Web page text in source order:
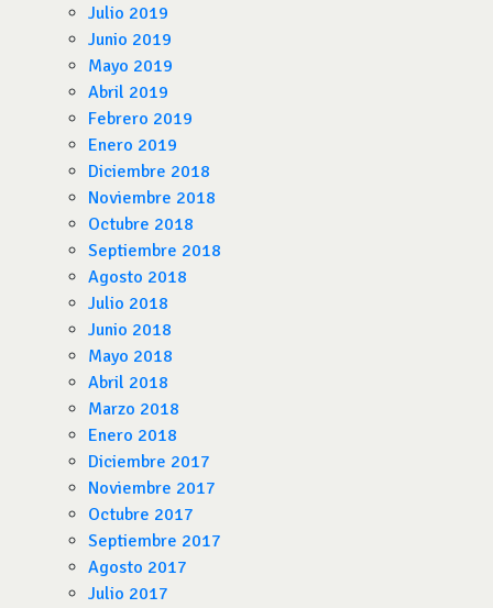
Julio 2019
Junio 2019
Mayo 2019
Abril 2019
Febrero 2019
Enero 2019
Diciembre 2018
Noviembre 2018
Octubre 2018
Septiembre 2018
Agosto 2018
Julio 2018
Junio 2018
Mayo 2018
Abril 2018
Marzo 2018
Enero 2018
Diciembre 2017
Noviembre 2017
Octubre 2017
Septiembre 2017
Agosto 2017
Julio 2017